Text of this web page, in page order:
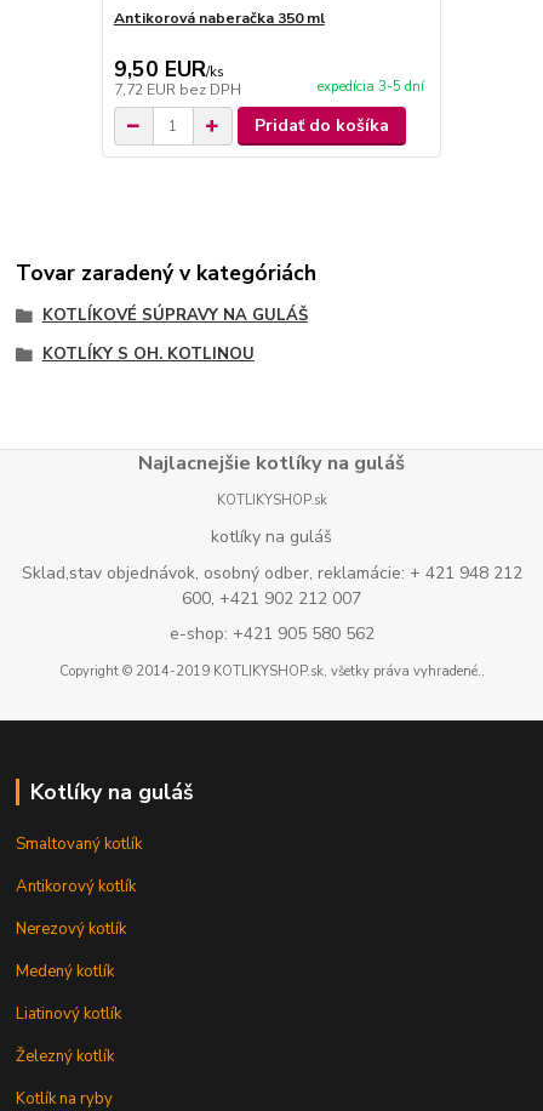
Antikorová naberačka 350 ml
9,50 EUR/ks
7,72 EUR bez DPH expedícia 3-5 dní
Pridať do košíka
Tovar zaradený v kategóriách
KOTLÍKOVÉ SÚPRAVY NA GULÁŠ
KOTLÍKY S OH. KOTLINOU
Najlacnejšie kotlíky na guláš
KOTLIKYSHOP.sk
kotlíky na guláš
Sklad,stav objednávok, osobný odber, reklamácie: + 421 948 212
600, +421 902 212 007
e-shop: +421 905 580 562
Copyright © 2014-2019 KOTLIKYSHOP.sk, všetky práva vyhradené..
Kotlíky na guláš
Smaltovaný kotlík
Antikorový kotlík
Nerezový kotlík
Medený kotlík
Liatinový kotlík
Železný kotlík
Kotlík na ryby